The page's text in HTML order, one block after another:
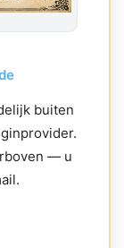
buiten
— u